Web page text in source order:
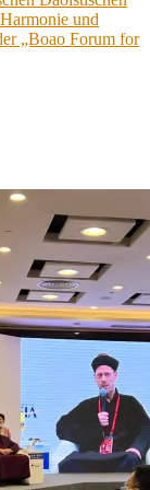
und
„Boao Forum for